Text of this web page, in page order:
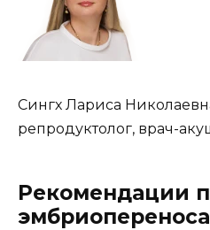
Сингх Лариса
репродуктолог, врач-
Рекомендации
эмбриопереноса